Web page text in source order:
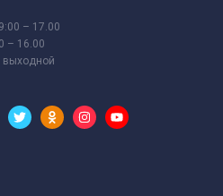
– 17.00
– 16.00
выходной